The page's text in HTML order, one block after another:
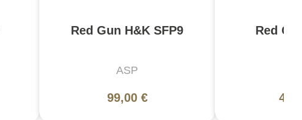
Red Gun H&K SFP9
ASP
99,00 €
Red